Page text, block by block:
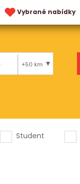
Vybrané nabídky
+50 km
Student